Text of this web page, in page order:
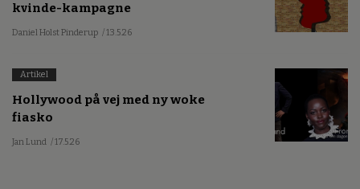
kvinde-kampagne
Daniel Holst Pinderup / 13.5.26
Artikel
Hollywood på vej med ny woke
fiasko
Jan Lund / 17.5.26